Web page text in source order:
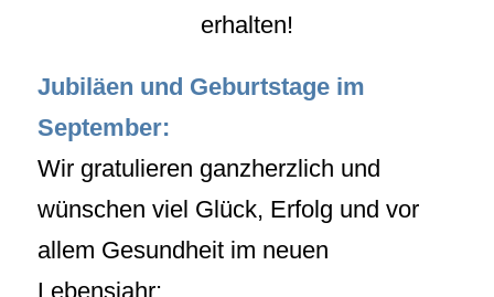
erhalten!
Jubiläen und Geburtstage im
September:
Wir gratulieren ganzherzlich und
wünschen viel Glück, Erfolg und vor
allem Gesundheit im neuen
Lebensjahr: